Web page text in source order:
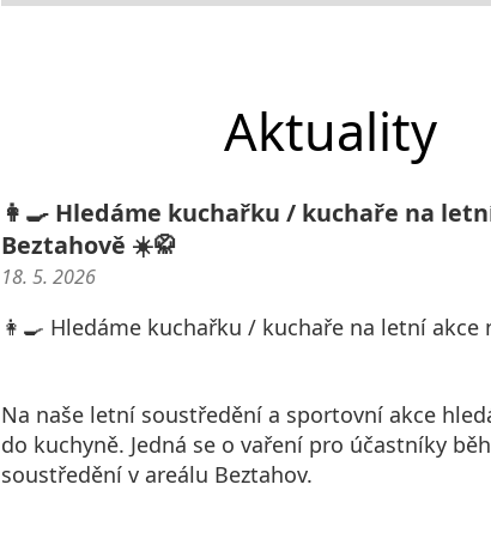
Aktuality
👩‍🍳 Hledáme kuchařku / kuchaře na
Beztahově ☀️🥋
18. 5. 2026
👩‍🍳 Hledáme kuchařku / kuchaře na letní akce
Na naše letní soustředění a sportovní akce
do kuchyně. Jedná se o vaření pro účastníky
soustředění v areálu Beztahov.